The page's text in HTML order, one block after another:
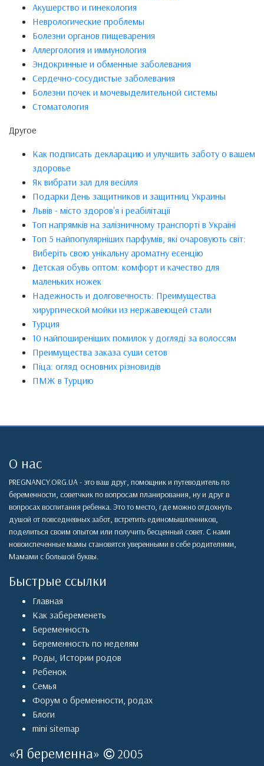
Акушерство и гинекология
Неврологические проблемы
Болезни органов пищеварения
Аллергология и иммунология
Эндокринные и обменные заболевания
Сердечно-сосудистые заболевания
Болезни почек и мочевыделительной системы
Стоматология
Другое
Как подписать декларацию и улучшить заботу о вашем
здоровье
Як вибрати зал для весілля
Подарки День защитников и защитниц Украины
Львів - місто здоров'я і реабілітації
Топ напрямків на залізничному транспорті в Україні
Топ 5 найпопулярніших парфумів, які очаровують світ:
Виберіть свою унікальну ароматну есенцію
Детская обувь оптом: комфорт и качество для
маленьких ножек
Надежность и долговечность: Преимущества
хирургической мойки из нержавеющей стали
Турция
10 найпоширеніших помилок у догляді за волоссям
Преимущества заказа суши сетов
Піца: огляд основних різновидів
ПМЖ в Турцию
О нас
PREGNANCY.ORG.UA - это ваш друг, помощник и путеводитель по
беременности, советчкик по вопросам планирования, ну и друг в
вопросах воспитания ребенка. Это то место, где можно отдохнуть
душой от повседневных забот, встретить единомышленников,
поделиться своим опытом или получить бесценный совет. С нами
новоиспеченные мамы становятся уверенными в себе родителями,
Мамами с большой буквы.
Быстрые ссылки
Главная
Как забеременеть
Беременность
Беременность по неделям
Роды, Истории родов
Ребенок
Семья
Форум о бременности, родах
Блоги
mini sitemap
«Я беременна» 2005